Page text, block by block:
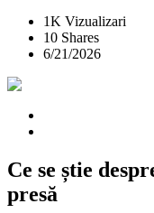
1K Vizualizari
10 Shares
6/21/2026
Ce se știe
presă